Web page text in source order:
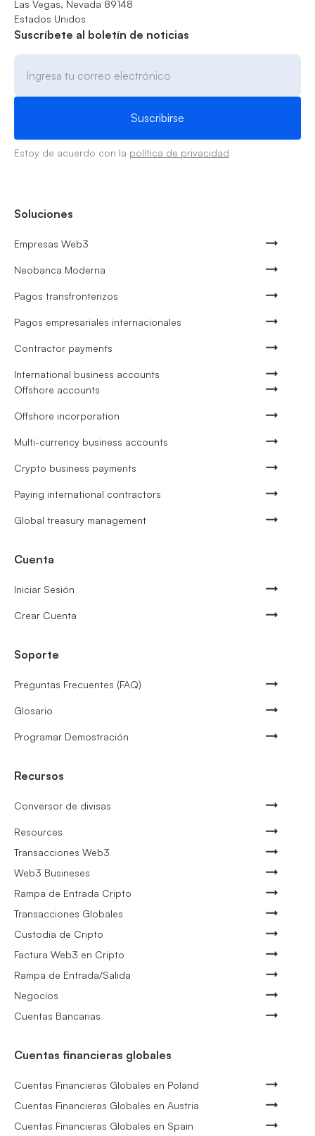
Las Vegas, Nevada 89148
Estados Unidos
Suscríbete al boletín de noticias
Estoy de acuerdo con la política de privacidad
Soluciones
Empresas Web3
Neobanca Moderna
Pagos transfronterizos
Pagos empresariales internacionales
Contractor payments
International business accounts
Offshore accounts
Offshore incorporation
Multi-currency business accounts
Crypto business payments
Paying international contractors
Global treasury management
Cuenta
Iniciar Sesión
Crear Cuenta
Soporte
Preguntas Frecuentes (FAQ)
Glosario
Programar Demostración
Recursos
Conversor de divisas
Resources
Transacciones Web3
Web3 Busineses
Rampa de Entrada Cripto
Transacciones Globales
Custodia de Cripto
Factura Web3 en Cripto
Rampa de Entrada/Salida
Negocios
Cuentas Bancarias
Cuentas financieras globales
Cuentas Financieras Globales en Poland
Cuentas Financieras Globales en Austria
Cuentas Financieras Globales en Spain